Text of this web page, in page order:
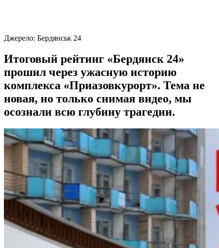
Джерело: Бердянськ 24
Итоговый рейтинг «Бердянск 24»
прошил через ужасную историю
комплекса «Приазовкурорт». Тема не
новая, но только снимая видео, мы
осознали всю глубину трагедии.